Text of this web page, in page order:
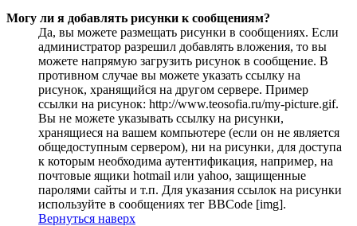
Могу ли я добавлять рисунки к сообщениям?
Да, вы можете размещать рисунки в сообщениях. Если
администратор разрешил добавлять вложения, то вы
можете напрямую загрузить рисунок в сообщение. В
противном случае вы можете указать ссылку на
рисунок, хранящийся на другом сервере. Пример
ссылки на рисунок: http://www.teosofia.ru/my-picture.gif.
Вы не можете указывать ссылку на рисунки,
хранящиеся на вашем компьютере (если он не является
общедоступным сервером), ни на рисунки, для доступа
к которым необходима аутентификация, например, на
почтовые ящики hotmail или yahoo, защищенные
паролями сайты и т.п. Для указания ссылок на рисунки
используйте в сообщениях тег BBCode [img].
Вернуться наверх